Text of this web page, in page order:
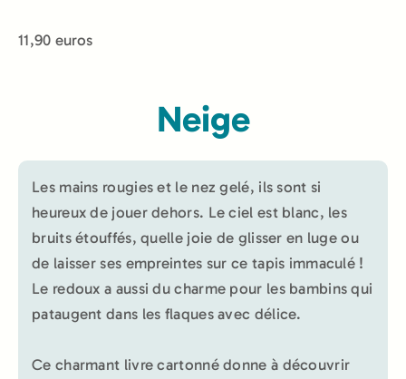
11,90 euros
Neige
Les mains rougies et le nez gelé, ils sont si
heureux de jouer dehors. Le ciel est blanc, les
bruits étouffés, quelle joie de glisser en luge ou
de laisser ses empreintes sur ce tapis immaculé !
Le redoux a aussi du charme pour les bambins qui
pataugent dans les flaques avec délice.
Ce charmant livre cartonné donne à découvrir